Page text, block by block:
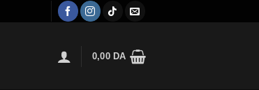
0,00 DA